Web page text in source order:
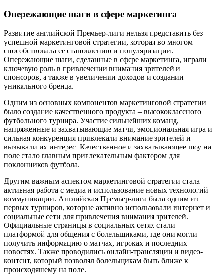
Опережающие шаги в сфере маркетинга
Развитие английской Премьер-лиги нельзя представить без
успешной маркетинговой стратегии, которая во многом
способствовала ее становлению и популяризации.
Опережающие шаги, сделанные в сфере маркетинга, играли
ключевую роль в привлечении внимания зрителей и
спонсоров, а также в увеличении доходов и создании
уникального бренда.
Одним из основных компонентов маркетинговой стратегии
было создание качественного продукта – высококлассного
футбольного турнира. Участие сильнейших команд,
напряженные и захватывающие матчи, эмоциональная игра и
сильная конкуренция привлекали внимание зрителей и
вызывали их интерес. Качественное и захватывающее шоу на
поле стало главным привлекательным фактором для
поклонников футбола.
Другим важным аспектом маркетинговой стратегии стала
активная работа с медиа и использование новых технологий
коммуникации. Английская Премьер-лига была одним из
первых турниров, которые активно использовали интернет и
социальные сети для привлечения внимания зрителей.
Официальные страницы в социальных сетях стали
платформой для общения с болельщиками, где они могли
получить информацию о матчах, игроках и последних
новостях. Также проводились онлайн-трансляции и видео-
контент, который позволял болельщикам быть ближе к
происходящему на поле.